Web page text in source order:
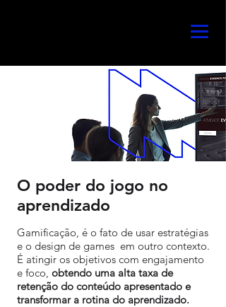
O poder do jogo no
aprendizado
Gamificação, é o fato de usar estratégias
e o design de games em outro contexto.
É atingir os objetivos com engajamento
e foco, obtendo uma alta taxa de
retenção do conteúdo apresentado e
transformar a rotina do aprendizado.